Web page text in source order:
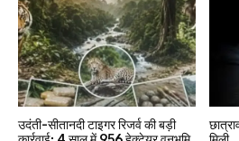
उदंती-सीतानदी टाइगर रिजर्व की बड़ी